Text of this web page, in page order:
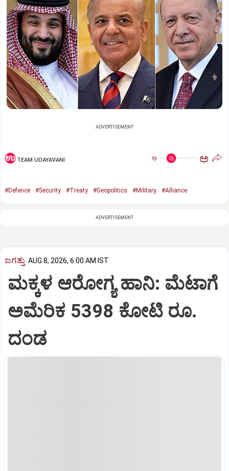
ADVERTISEMENT
TEAM UDAYAVANI ಅ ಅ
#Defence #Security #Treaty #Geopolitics #Military #Alliance
ADVERTISEMENT
ಜಗತ್ತು AUG 8, 2026, 6:00 AM IST
ಮಕ್ಕಳ ಆರೋಗ್ಯ ಹಾನಿ: ಮೆಟಾಗೆ
ಅಮೆರಿಕ 5398 ಕೋಟಿ ರೂ.
ದಂಡ